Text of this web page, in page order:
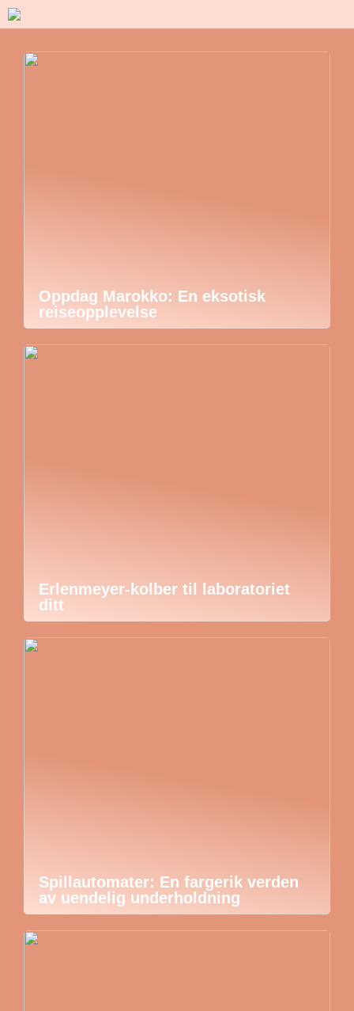
Oppdag Marokko: En eksotisk
reiseopplevelse
Erlenmeyer-kolber til laboratoriet
ditt
Spillautomater: En fargerik verden
av uendelig underholdning